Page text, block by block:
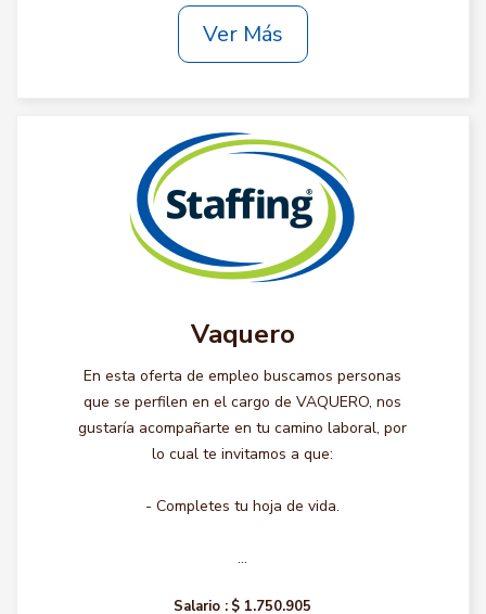
Ver Más
Vaquero
En esta oferta de empleo buscamos personas
que se perfilen en el cargo de VAQUERO, nos
gustaría acompañarte en tu camino laboral, por
lo cual te invitamos a que:
- Completes tu hoja de vida.
...
Salario : $ 1.750.905